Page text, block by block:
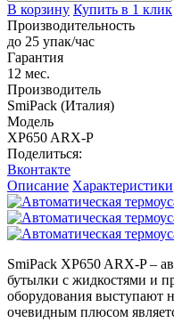
В корзину Купить в 1 клик
Производительность
до 25 упак/час
Гарантия
12 мес.
Производитель
SmiPack (Италия)
Модель
XP650 ARX-P
Поделиться:
Вконтакте
Описание Характеристики
SmiPack XP650 ARX-P –
бутылки с жидкостями и
оборудования выступают
очевидным плюсом